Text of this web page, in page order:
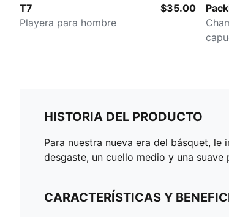
T7
Playera para hombre
$35.00
HISTORIA DEL PRODUCTO
Para nuestra nueva era del básquet,
desgaste, un cuello medio y una
CARACTERÍSTICAS Y